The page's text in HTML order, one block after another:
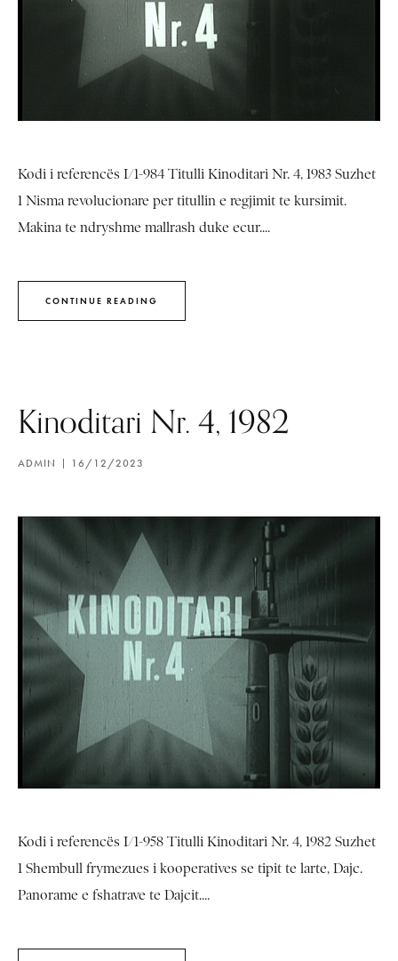
Kodi i referencës I/1-984 Titulli Kinoditari Nr. 4, 1983 Suzhet
1 Nisma revolucionare per titullin e regjimit te kursimit.
Makina te ndryshme mallrash duke ecur....
CONTINUE READING
Kinoditari Nr. 4, 1982
ADMIN 16/12/2023
Kodi i referencës I/1-958 Titulli Kinoditari Nr. 4, 1982 Suzhet
1 Shembull frymezues i kooperatives se tipit te larte, Dajc.
Panorame e fshatrave te Dajcit....